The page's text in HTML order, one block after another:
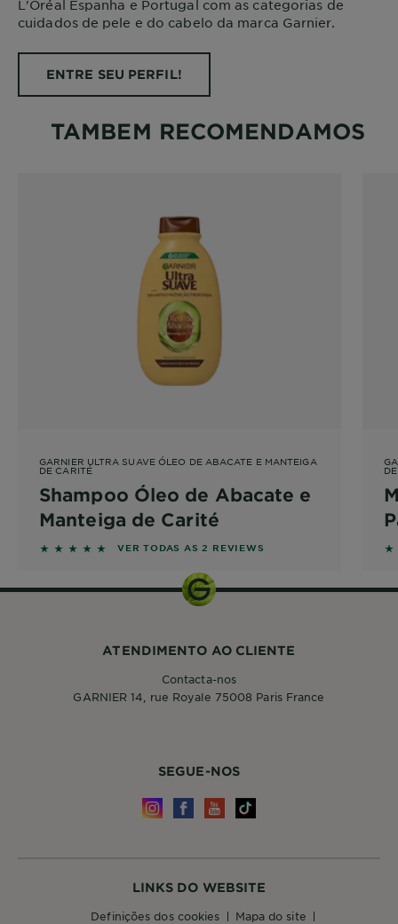
L'Oréal Espanha e Portugal com as categorias de
cuidados de pele e do cabelo da marca Garnier.
ENTRE SEU PERFIL!
TAMBEM RECOMENDAMOS
GARNIER ULTRA SUAVE ÓLEO DE ABACATE E MANTEIGA
DE CARITÉ
Shampoo Óleo de Abacate e
Manteiga de Carité
5 out of 5 stars based on reviews
VER TODAS AS 2 REVIEWS 2
LINKS DO WEBSITE
definições dos cookies mapa do site
SEGUE-NOS
ATENDIMENTO AO CLIENTE
Contacta-nos
GARNIER 14, rue Royale 75008 Paris France